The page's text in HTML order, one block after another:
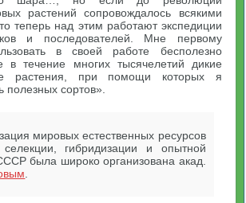
растений сопровождалось всякими
теперь над этим работают экспедиции
и последователей. Мне первому
в своей работе бесполезно
в течение многих тысячелетий дикие
растения, при помощи которых я
полезных сортов».
мировых естественных ресурсов
гибридизации и опытной
была широко организована акад.